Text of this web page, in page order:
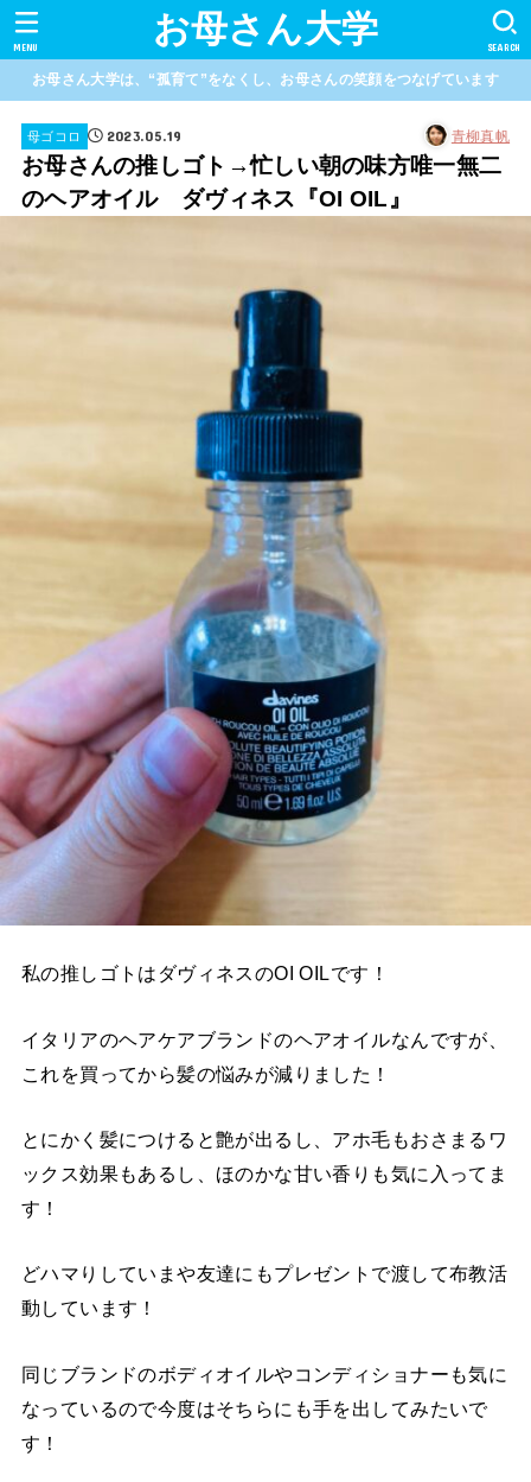
お母さん大学 SEARCH
MENU
お母さん大学は、“孤育て”をなくし、お母さんの笑顔をつなげています
母ゴコロ 2023.05.19 青柳真帆
お母さんの推しゴト→忙しい朝の味方唯一無二
のヘアオイル ダヴィネス『OI OIL』
私の推しゴトはダヴィネスのOI OILです！
イタリアのヘアケアブランドのヘアオイルなんですが、
これを買ってから髪の悩みが減りました！
とにかく髪につけると艶が出るし、アホ毛もおさまるワ
ックス効果もあるし、ほのかな甘い香りも気に入ってま
す！
どハマりしていまや友達にもプレゼントで渡して布教活
動しています！
同じブランドのボディオイルやコンディショナーも気に
なっているので今度はそちらにも手を出してみたいで
す！